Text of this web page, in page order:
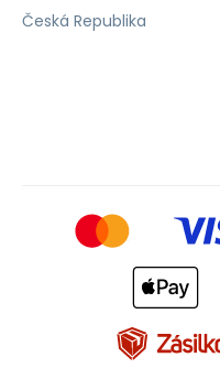
Česká Republika